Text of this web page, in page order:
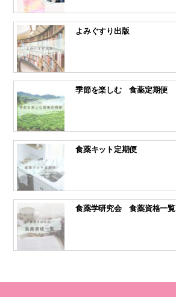
よみぐすり出版
季節を楽しむ 食薬定期便
食薬キット定期便
食薬学研究会 食薬資格一覧